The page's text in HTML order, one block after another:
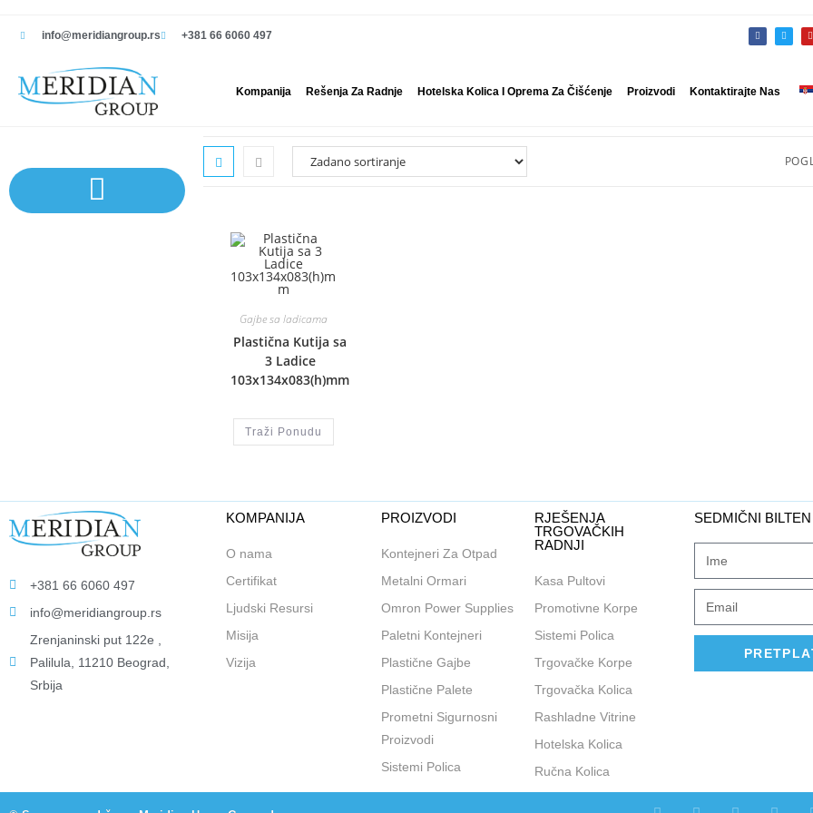
info@meridiangroup.rs +381 66 6060 497
Kompanija Rešenja Za Radnje Hotelska Kolica I Oprema Za Čišćenje Proizvodi Kontaktirajte Nas
Gajbe sa ladicama
Plastična Kutija sa
3 Ladice
103x134x083(h)mm
Traži Ponudu
+381 66 6060 497
info@meridiangroup.rs
Zrenjaninski put 122e ,
Palilula, 11210 Beograd,
Srbija
KOMPANIJA
O nama
Certifikat
Ljudski Resursi
Misija
Vizija
PROIZVODI
Kontejneri Za Otpad
Metalni Ormari
Omron Power Supplies
Paletni Kontejneri
Plastične Gajbe
Plastične Palete
Prometni Sigurnosni
Proizvodi
Sistemi Polica
RJEŠENJA
TRGOVAČKIH
RADNJI
Kasa Pultovi
Promotivne Korpe
Sistemi Polica
Trgovačke Korpe
Trgovačka Kolica
Rashladne Vitrine
Hotelska Kolica
Ručna Kolica
SEDMIČNI BILTEN